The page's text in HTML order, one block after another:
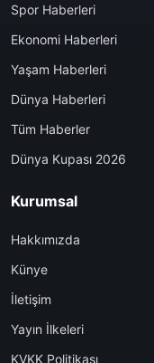
Spor Haberleri
Ekonomi Haberleri
Yaşam Haberleri
Dünya Haberleri
Tüm Haberler
Dünya Kupası 2026
Kurumsal
Hakkımızda
Künye
İletişim
Yayın İlkeleri
KVKK Politikası